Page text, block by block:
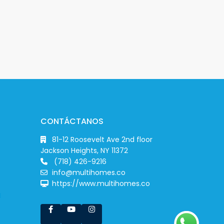
CONTÁCTANOS
81-12 Roosevelt Ave 2nd floor
Jackson Heights, NY 11372
(718) 426-9216
info@multihomes.co
https://www.multihomes.co